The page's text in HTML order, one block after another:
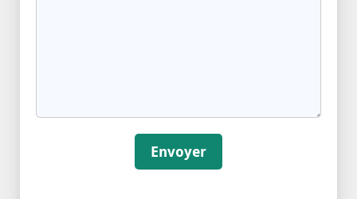
Envoyer